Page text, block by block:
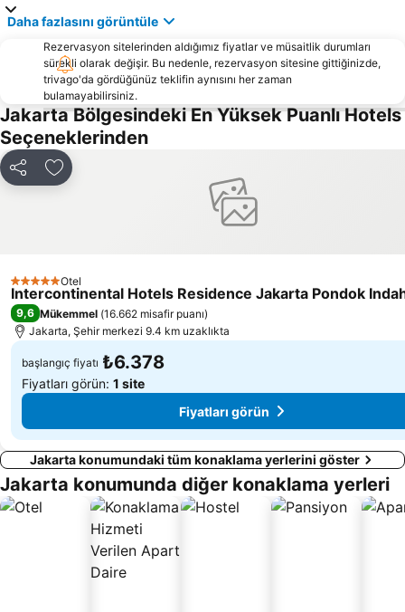
Daha fazlasını görüntüle
Rezervasyon sitelerinden aldığımız fiyatlar ve müsaitlik durumları
sürekli olarak değişir. Bu nedenle, rezervasyon sitesine gittiğinizde,
trivago'da gördüğünüz teklifin aynısını her zaman
bulamayabilirsiniz.
Jakarta Bölgesindeki En Yüksek Puanlı Hotels
Seçeneklerinden
Paylaş Favorilerime ekle
5 Yıldız Otel
Intercontinental Hotels Residence Jakarta Pondok
9,6 Mükemmel (16.662 misafir puanı)
Jakarta, Şehir merkezi 9.4 km uzaklıkta
başlangıç fiyatı ₺6.378
Fiyatları görün: 1 site
Fiyatları görün
Jakarta konumundaki tüm konaklama yerlerini göster
Jakarta konumunda diğer konaklama yerleri